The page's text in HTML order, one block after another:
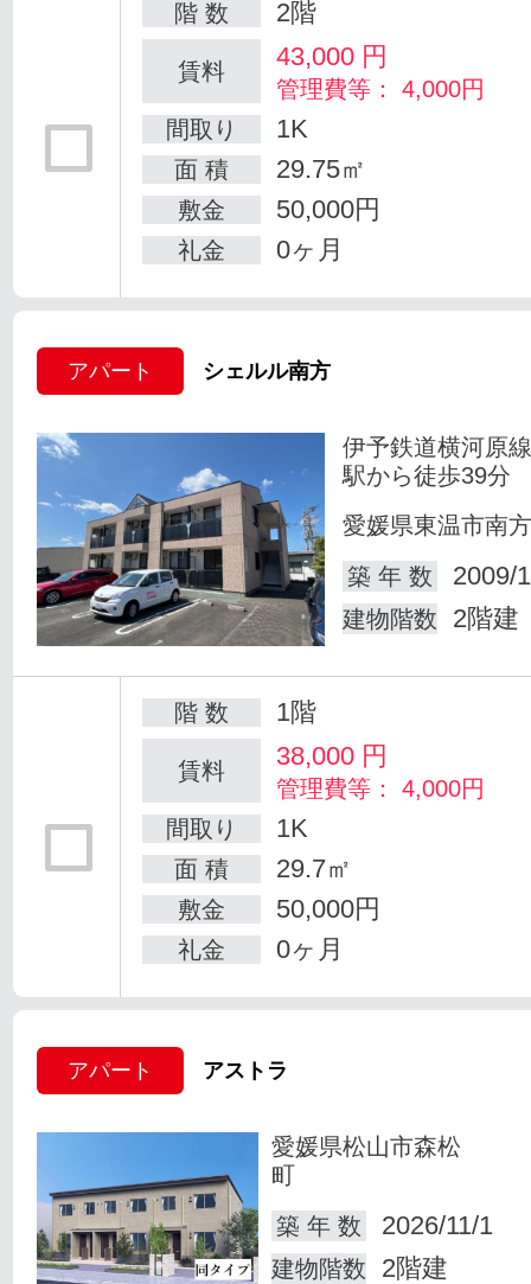
階 数 2階
賃料 43,000 円
管理費等： 4,000円
間取り
1K
面 積 29.75㎡
敷金 50,000円
礼金 0ヶ月
アパート シェルル南方
伊予鉄道横河原
駅から徒歩39分
愛媛県東温市南方
築 年 数
2009/
建物階数 2階建
階 数 1階
賃料 38,000 円
管理費等： 4,000円
間取り
1K
面 積 29.7㎡
敷金 50,000円
礼金 0ヶ月
アパート アストラ
愛媛県松山市森松
町
築 年 数
2026/11/1
建物階数 2階建